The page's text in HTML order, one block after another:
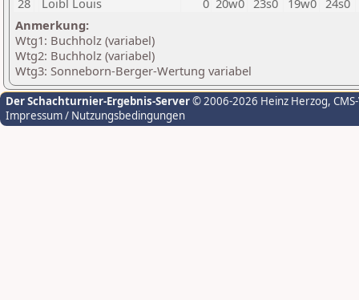
28
Loibl Louis 0 20w0 23s0 19w0 24s0
Anmerkung:
Wtg1: Buchholz (variabel)
Wtg2: Buchholz (variabel)
Wtg3: Sonneborn-Berger-Wertung variabel
Der Schachturnier-Ergebnis-Server© 2006-2026 Heinz Herzog,
Impressum / Nutzungsbedingungen